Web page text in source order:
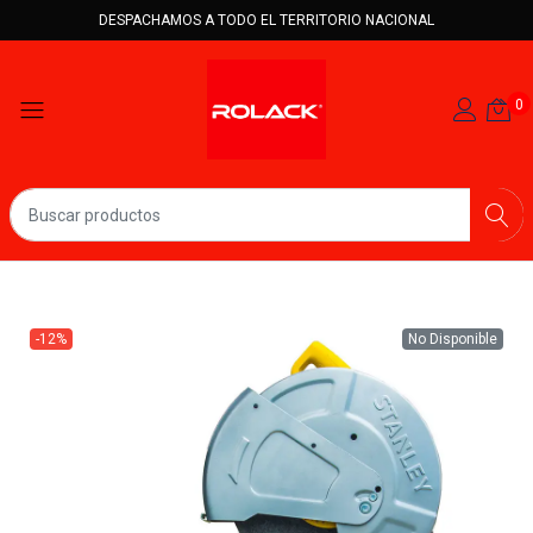
DESPACHAMOS A TODO EL TERRITORIO NACIONAL
0
No Disponible
-12%